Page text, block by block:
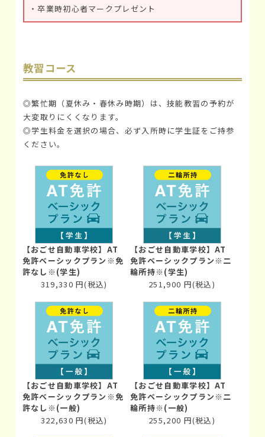
・卒業時初心者マークプレゼント
教習コース
◎繁忙期（夏休み・春休み時期）は、技能教習の予約が
大変取りにくくなります。
◎学生料金を選択の場合、必ず入所時に学生証をご持参
ください。
【おごせ自動車学校】AT
免許ベーシックプラン※免
許なし※(学生)
319,330 円(税込)
【おごせ自動車学校】AT
免許ベーシックプラン※二
輪所持※(学生)
251,900 円(税込)
【おごせ自動車学校】AT
免許ベーシックプラン※免
許なし※(一般)
322,630 円(税込)
【おごせ自動車学校】AT
免許ベーシックプラン※二
輪所持※(一般)
255,200 円(税込)